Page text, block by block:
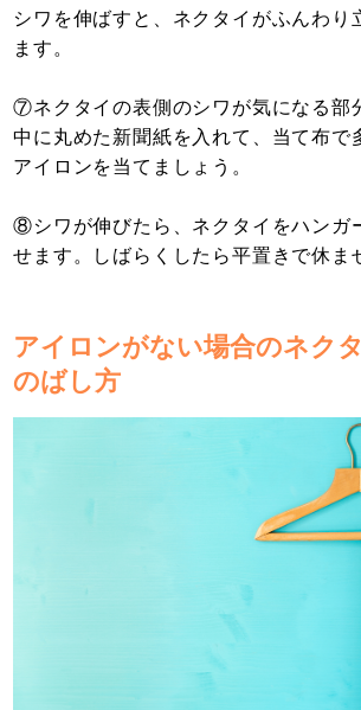
シワを伸ばすと、ネクタイがふんわり
ます。
⑦ネクタイの表側のシワが気になる部
中に丸めた新聞紙を入れて、当て布で
アイロンを当てましょう。
⑧シワが伸びたら、ネクタイをハンガ
せます。しばらくしたら平置きで休ま
アイロンがない場合のネク
のばし方